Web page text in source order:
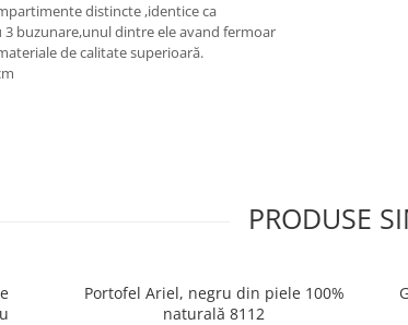
distincte ,identice ca
buzunare,unul dintre ele avand fermoar
de calitate superioară.
PRODUSE
Portofel Ariel, negru din piele 100%
naturală 8112